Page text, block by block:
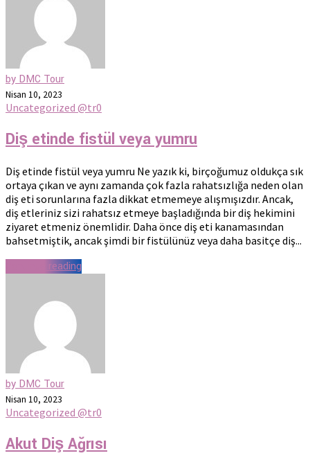
by DMC Tour
Nisan 10, 2023
Uncategorized @tr0
Diş etinde fistül veya yumru
Diş etinde fistül veya yumru Ne yazık ki, birçoğumuz oldukça sık
ortaya çıkan ve aynı zamanda çok fazla rahatsızlığa neden olan
diş eti sorunlarına fazla dikkat etmemeye alışmışızdır. Ancak,
diş etleriniz sizi rahatsız etmeye başladığında bir diş hekimini
ziyaret etmeniz önemlidir. Daha önce diş eti kanamasından
bahsetmiştik, ancak şimdi bir fistülünüz veya daha basitçe diş...
Continue reading
by DMC Tour
Nisan 10, 2023
Uncategorized @tr0
Akut Diş Ağrısı